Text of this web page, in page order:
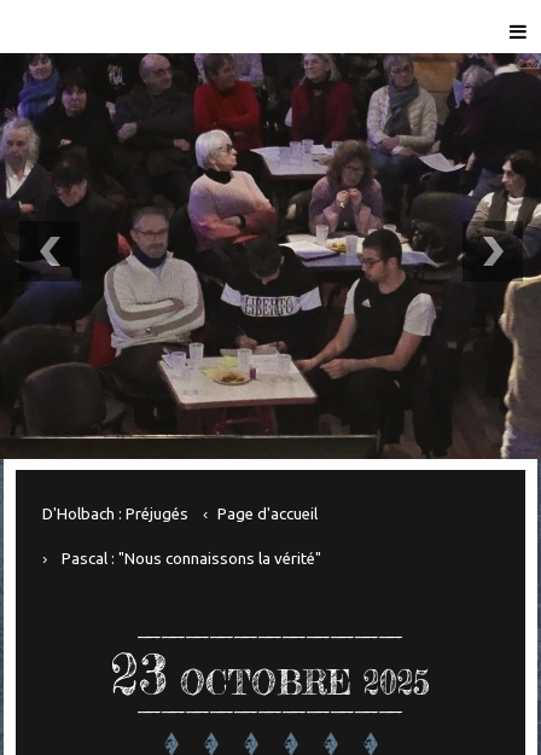
D'Holbach : Préjugés Page d'accueil
Pascal : "Nous connaissons la vérité"
23 OCTOBRE 2025